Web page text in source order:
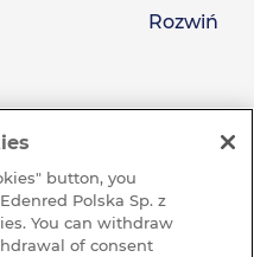
o relacje z
Rozwiń
button, you
Polska Sp. z
You can withdraw
of consent